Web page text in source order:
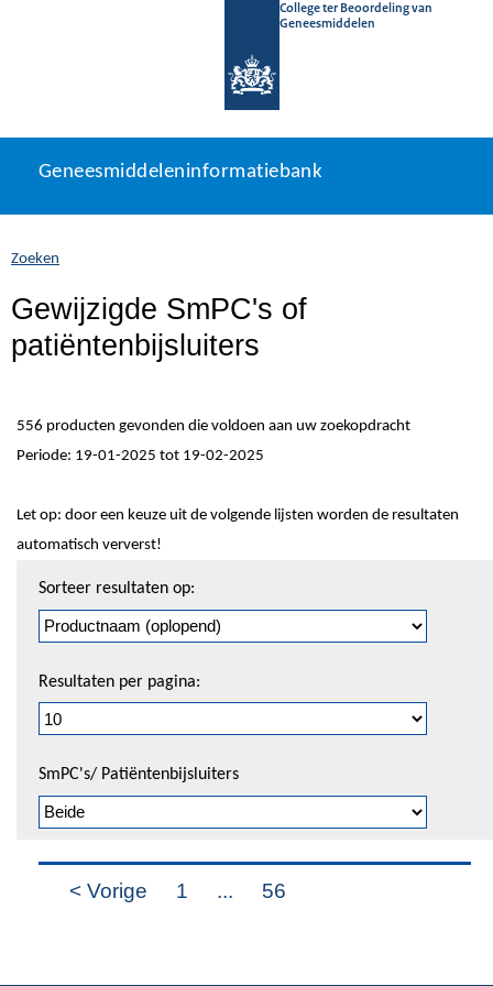
College ter Beoordeling van
Geneesmiddelen
naar
Geneesmiddeleninformatiebank
U
zich
hier:
Geneesmiddeleninformatiebank
Zoeken
Gewijzigde SmPC's of
patiëntenbijsluiters
556 producten gevonden die voldoen aan uw zoekopdracht
Periode: 19-01-2025 tot 19-02-2025
Let op: door een keuze uit de volgende lijsten worden de resultaten
automatisch ververst!
pagineren
Sorteer resultaten op:
Resultaten per pagina:
SmPC's/ Patiëntenbijsluiters
< Vorige 1 ... 56